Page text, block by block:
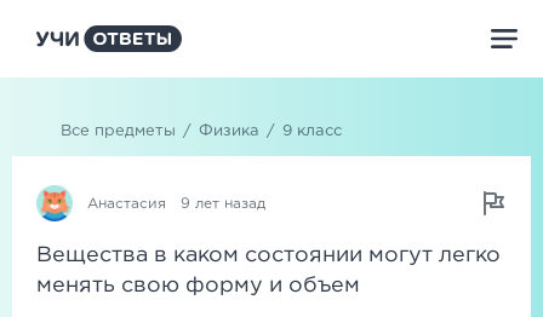
Все предметы / Физика / 9 класс
Анастасия 9 лет назад
Вещества в каком состоянии могут легко
менять свою форму и объем